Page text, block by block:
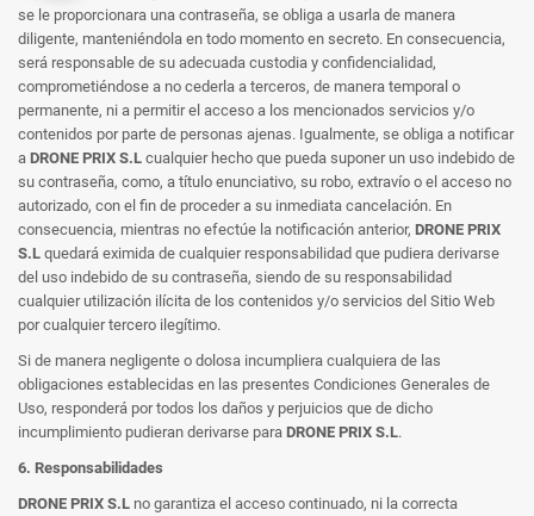
se le proporcionara una contraseña, se obliga a usarla de manera
diligente, manteniéndola en todo momento en secreto. En consecuencia,
será responsable de su adecuada custodia y confidencialidad,
comprometiéndose a no cederla a terceros, de manera temporal o
permanente, ni a permitir el acceso a los mencionados servicios y/o
contenidos por parte de personas ajenas. Igualmente, se obliga a notificar
a DRONE PRIX S.L cualquier hecho que pueda suponer un uso indebido de
su contraseña, como, a título enunciativo, su robo, extravío o el acceso no
autorizado, con el fin de proceder a su inmediata cancelación. En
consecuencia, mientras no efectúe la notificación anterior, DRONE PRIX
S.L quedará eximida de cualquier responsabilidad que pudiera derivarse
del uso indebido de su contraseña, siendo de su responsabilidad
cualquier utilización ilícita de los contenidos y/o servicios del Sitio Web
por cualquier tercero ilegítimo.
Si de manera negligente o dolosa incumpliera cualquiera de las
obligaciones establecidas en las presentes Condiciones Generales de
Uso, responderá por todos los daños y perjuicios que de dicho
incumplimiento pudieran derivarse para DRONE PRIX S.L.
6. Responsabilidades
DRONE PRIX S.L no garantiza el acceso continuado, ni la correcta